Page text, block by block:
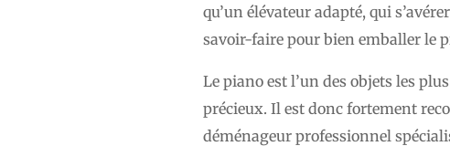
qu’un élévateur adapté, qui
savoir-faire pour bien emballer le
Le piano est l’un des objets les
précieux. Il est donc fortement
déménageur professionnel